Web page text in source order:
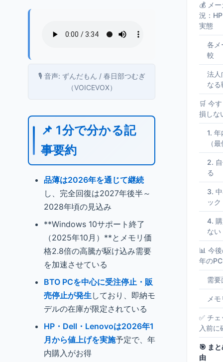
🎙️ 音声: ずんだもん / 春日部つむぎ
（VOICEVOX）
📌 1分で分かる記
事要約
品薄は2026年を通じて継続
し、完全回復は2027年後半～
2028年頃の見込み
**Windows 10サポート終了
（2025年10月）**とメモリ価
格2.8倍の高騰が駆け込み需要
を加速させている
BTO PCを中心に受注停止・販
売停止が発生しており、即納モ
デルの在庫が限定されている
HP・Dell・Lenovoは2026年1
月から値上げを実施予定で、年
内購入がお得
💰 メ
況：
実態
各メ
較
法人
なる
🛒 今
損しな
1.
（
2.
る
3.
ック
4.
ない
📊 今
年の
需要
メ
✅ チ
入前に
🎯 ま
由